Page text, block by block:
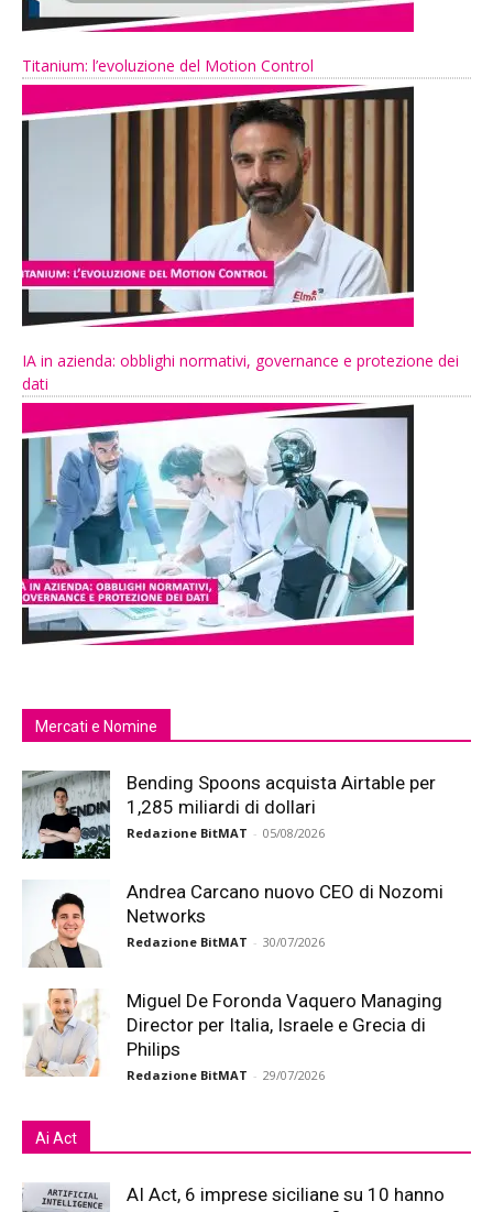
Titanium: l’evoluzione del Motion Control
IA in azienda: obblighi normativi, governance e protezione dei
dati
Mercati e Nomine
Bending Spoons acquista Airtable per
1,285 miliardi di dollari
Redazione BitMAT - 05/08/2026
Andrea Carcano nuovo CEO di Nozomi
Networks
Redazione BitMAT - 30/07/2026
Miguel De Foronda Vaquero Managing
Director per Italia, Israele e Grecia di
Philips
Redazione BitMAT - 29/07/2026
Ai Act
AI Act, 6 imprese siciliane su 10 hanno